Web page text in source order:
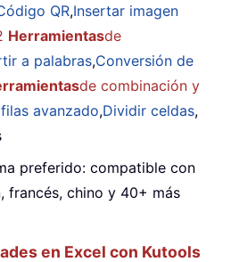
QR,Insertar imagen
Herramientasde
a palabras,Conversión de
de combinación y
avanzado,Dividir celdas,
preferido: compatible con
francés, chino y 40+ más
en Excel con Kutools